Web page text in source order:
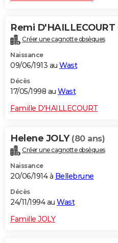
Remi D'HAILLECOURT
Créer une cagnotte obsèques
Naissance
09/06/1913 au Wast
Décès
17/05/1998 au Wast
Famille D'HAILLECOURT
Helene JOLY (80 ans)
Créer une cagnotte obsèques
Naissance
20/06/1914 à Bellebrune
Décès
24/11/1994 au Wast
Famille JOLY